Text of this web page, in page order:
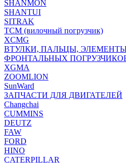
SHANMON
SHANTUI
SITRAK
TCM (вилочный погрузчик)
XCMG
ВТУЛКИ, ПАЛЬЦЫ,
ФРОНТАЛЬНЫХ
XGMA
ZOOMLION
SunWard
ЗАПЧАСТИ ДЛЯ ДВИГАТЕЛЕЙ
Changchai
CUMMINS
DEUTZ
FAW
FORD
HINO
CATERPILLAR